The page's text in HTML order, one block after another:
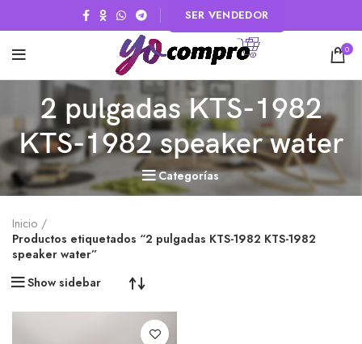
SER VENDEDOR
0
2 pulgadas KTS-1982
KTS-1982 speaker water
Categorías
Inicio
Productos etiquetados “2 pulgadas KTS-1982 KTS-1982
speaker water”
Show sidebar